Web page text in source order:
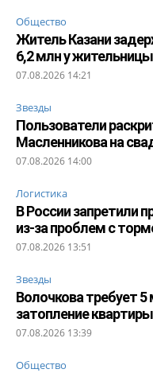
Общество
Житель Казани
6,2 млн у
07.08.2026 14:21
Звезды
Пользователи
Масленникова на
07.08.2026 14:00
Логистика
В России запретили
из-за проблем с
07.08.2026 13:51
Звезды
Волочкова требует 5
затопление
07.08.2026 13:39
Общество